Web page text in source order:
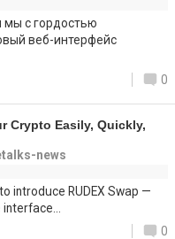
мы с гордостью
веб-интерфейс
0
Crypto Easily, Quickly,
news
introduce RUDEX Swap —
0